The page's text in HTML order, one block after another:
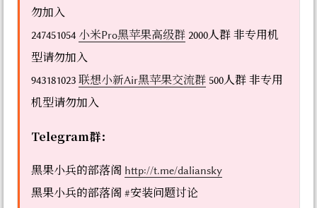
勿加入
247451054 小米Pro黑苹果高级群 2000人群 非专用机
型请勿加入
943181023 联想小新Air黑苹果交流群 500人群 非专用
机型请勿加入
Telegram群：
黑果小兵的部落阁 http://t.me/daliansky
黑果小兵的部落阁 #安装问题讨论